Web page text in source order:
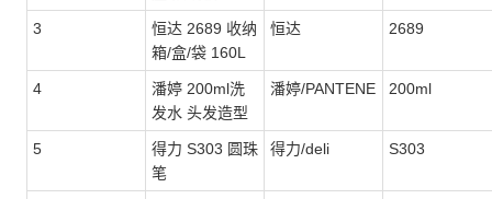
3
恒达 2689 收纳
箱/盒/袋 160L
恒达 2689
4
潘婷 200ml洗
发水 头发造型
潘婷/PANTENE 200ml
5
得力 S303 圆珠
笔
得力/deli S303